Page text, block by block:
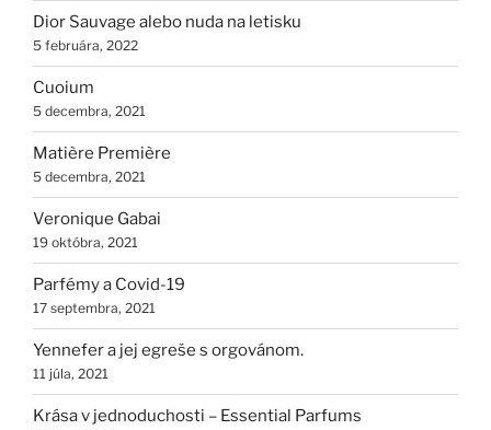
Dior Sauvage alebo nuda na letisku
5 februára, 2022
Cuoium
5 decembra, 2021
Matière Première
5 decembra, 2021
Veronique Gabai
19 októbra, 2021
Parfémy a Covid-19
17 septembra, 2021
Yennefer a jej egreše s orgovánom.
11 júla, 2021
Krása v jednoduchosti – Essential Parfums